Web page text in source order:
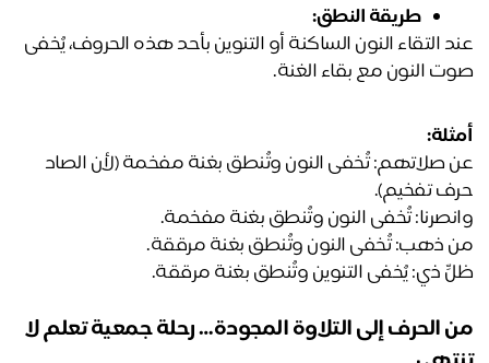
طريقة النطق:
عند التقاء النون الساكنة أو التنوين بأحد هذه الحروف، يُخفى
النون مع بقاء الغنة.
عن صلاتهم: تُخفى النون وتُنطق بغنة مفخمة (لأن الصاد
تفخيم).
تُخفى النون وتُنطق بغنة مفخمة.
ذهب: تُخفى النون وتُنطق بغنة مرققة.
ذي: يُخفى التنوين وتُنطق بغنة مرققة.
من الحرف إلى التلاوة المجودة… رحلة جمعية تعلم لا